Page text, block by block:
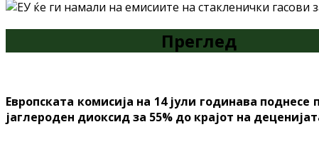
Преглед
Европската комисија на 14 јули годинава
јаглероден диоксид за 55% до крајот на